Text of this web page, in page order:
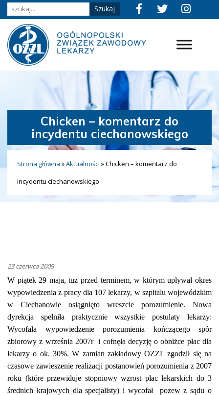
Chicken – komentarz do
incydentu ciechanowskiego
Strona główna »Aktualności »Chicken – komentarz do
incydentu ciechanowskiego
23 czerwca 2009
W piątek 29 maja, tuż przed terminem, w którym upływał okres
wypowiedzenia z pracy dla 107 lekarzy, w szpitalu wojewódzkim
w Ciechanowie osiągnięto wreszcie porozumienie. Nowa
dyrekcja spełniła praktycznie wszystkie postulaty lekarzy:
Wycofała wypowiedzenie porozumienia kończącego spór
zbiorowy z września 2007r
i cofnęła decyzję o obniżce płac dla
lekarzy o ok. 30%. W zamian zakładowy OZZL zgodził się na
czasowe zawieszenie realizacji postanowień porozumienia z 2007
roku (które przewiduje stopniowy wzrost płac lekarskich do 3
średnich krajowych dla specjalisty) i wycofał
pozew z sądu o